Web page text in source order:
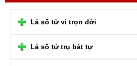
Lá số tử vi trọn đời
Lá số tứ trụ bát tự